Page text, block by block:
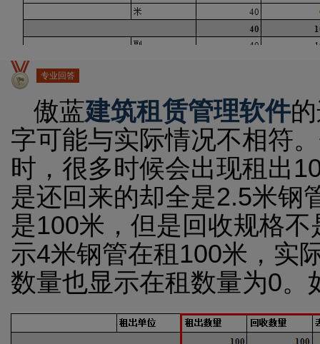
专业回答
傲蓝建筑租赁管理软件
字可能与实际情况不相符
时，很多时候会出现租出
是还回来的却全是2.5米钢
是100米，但是回收规格
示4米钢管在租100米，实
数量也显示在租数量为0。